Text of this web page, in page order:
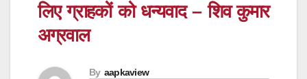
लिए ग्राहकों को धन्यवाद – शिव कुमार
अग्रवाल
By aapkaview